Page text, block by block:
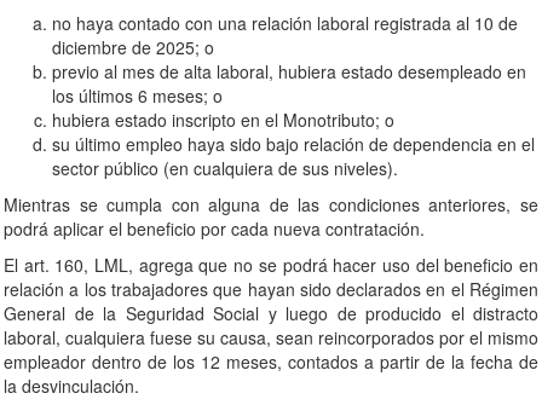
no haya contado con una relación laboral registrada al 10 de
diciembre de 2025; o
previo al mes de alta laboral, hubiera estado desempleado en
los últimos 6 meses; o
hubiera estado inscripto en el Monotributo; o
su último empleo haya sido bajo relación de dependencia en el
sector público (en cualquiera de sus niveles).
Mientras se cumpla con alguna de las condiciones anteriores, se
podrá aplicar el beneficio por cada nueva contratación.
El art. 160, LML, agrega que no se podrá hacer uso del beneficio en
relación a los trabajadores que hayan sido declarados en el Régimen
General de la Seguridad Social y luego de producido el distracto
laboral, cualquiera fuese su causa, sean reincorporados por el mismo
empleador dentro de los 12 meses, contados a partir de la fecha de
la desvinculación.